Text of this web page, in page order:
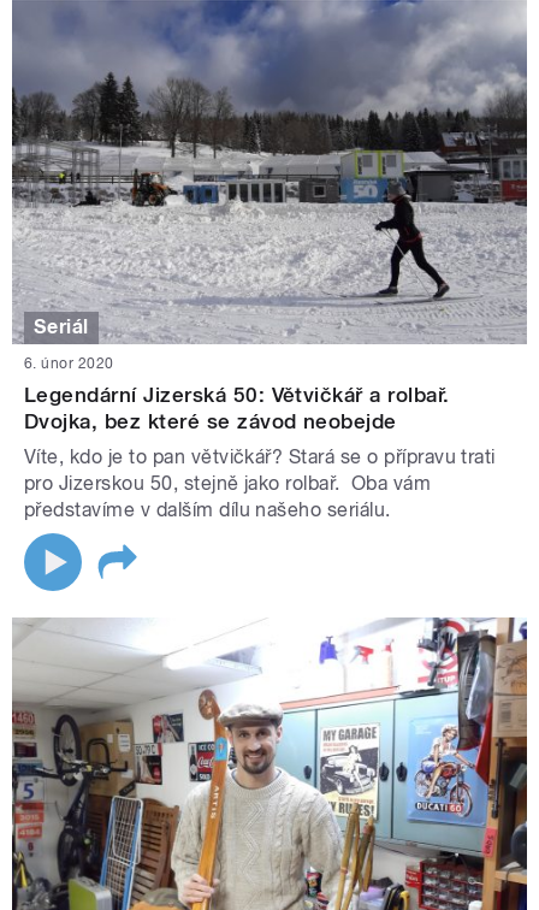
Seriál
6. únor 2020
Legendární Jizerská 50: Větvičkář a rolbař.
Dvojka, bez které se závod neobejde
Víte, kdo je to pan větvičkář? Stará se o přípravu trati
pro Jizerskou 50, stejně jako rolbař. Oba vám
představíme v dalším dílu našeho seriálu.